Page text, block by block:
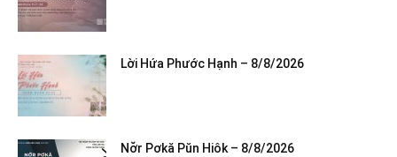
Lời Hứa Phước Hạnh – 8/8/2026
Nơ̆r Pơkă Pŭn Hiôk – 8/8/2026